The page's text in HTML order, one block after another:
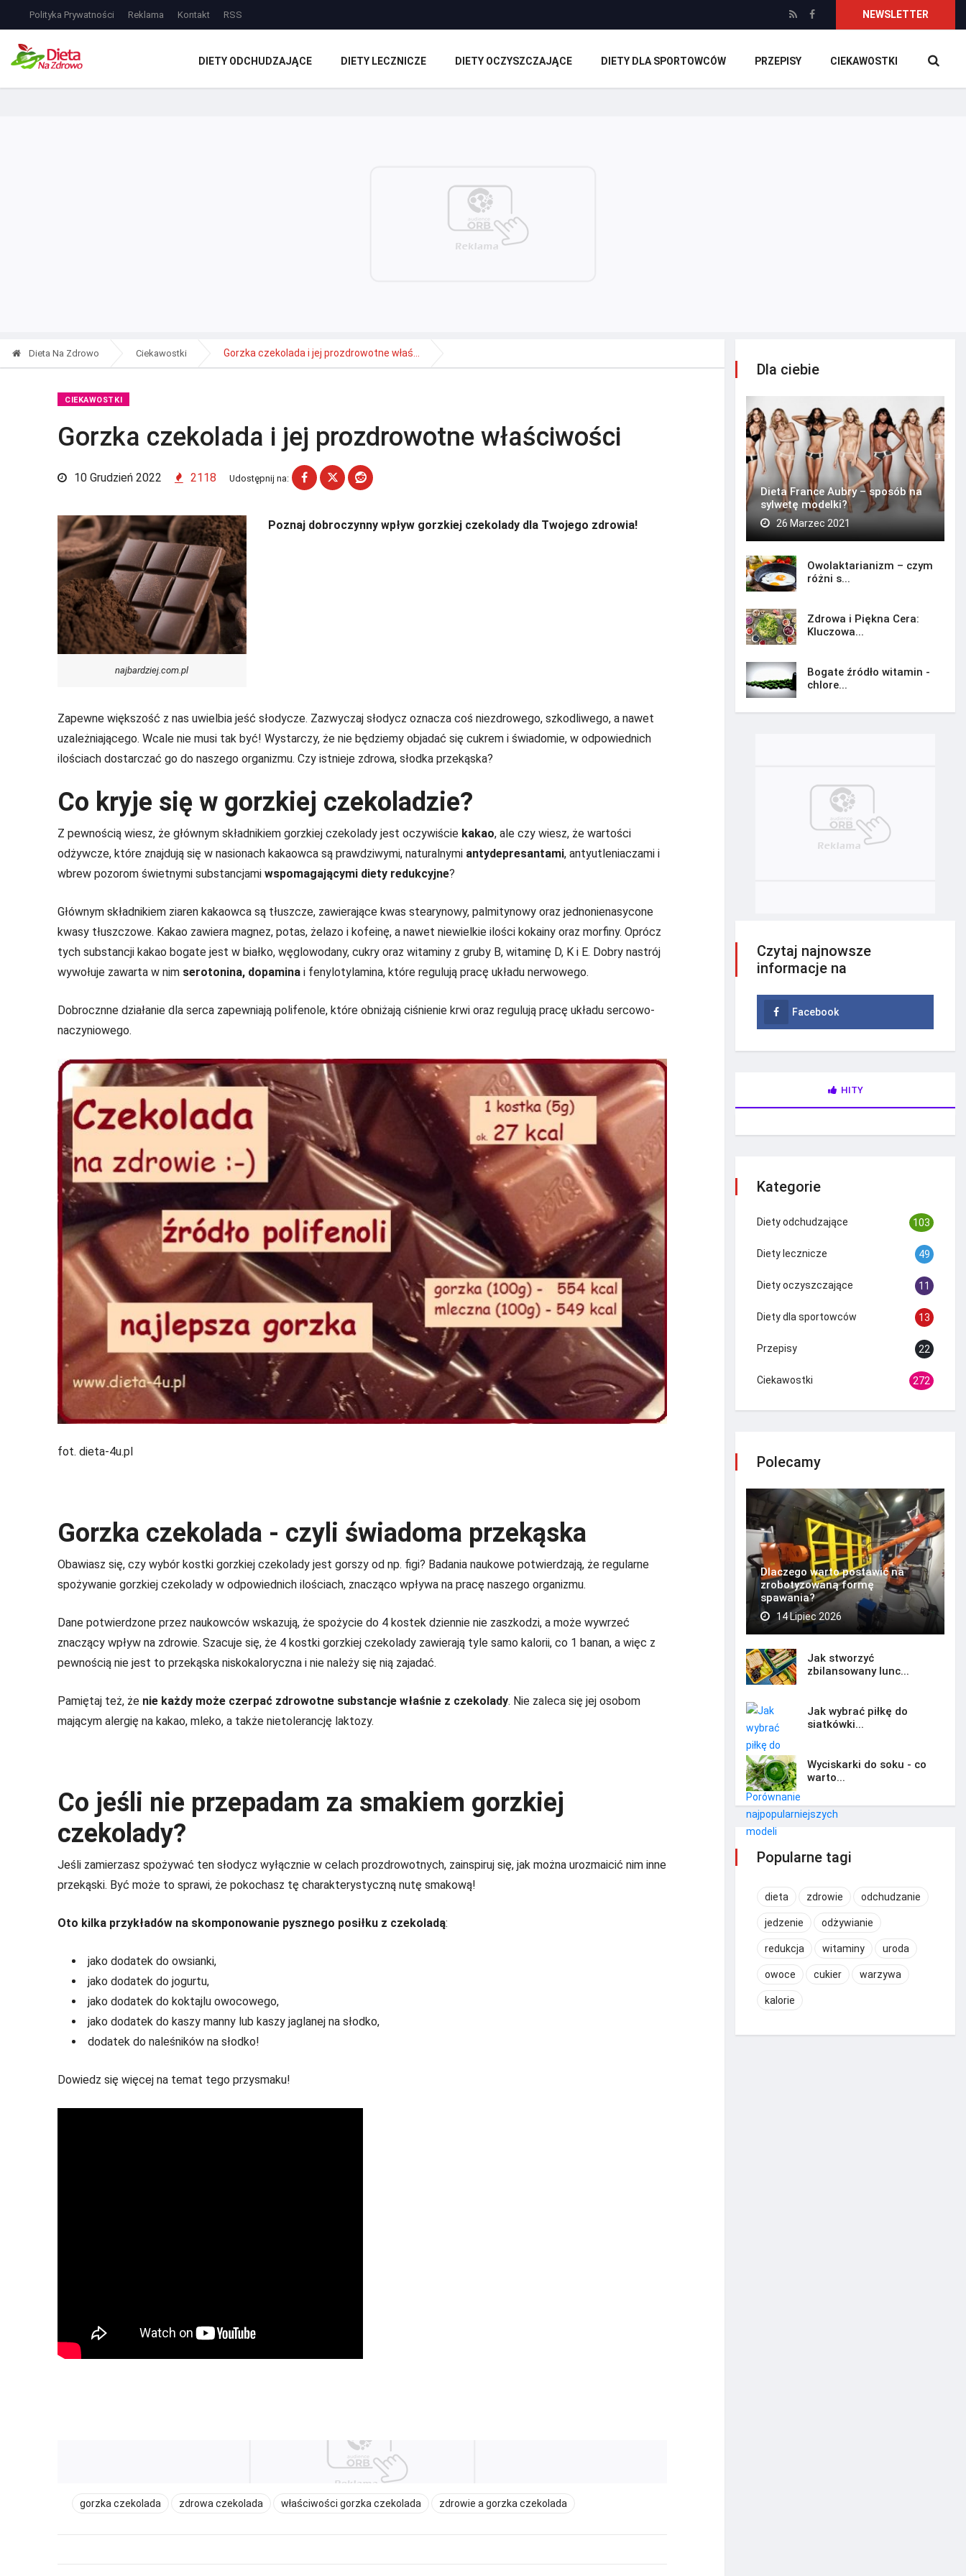
Polityka Prywatności Reklama Kontakt RSS NEWSLETTER
DIETY ODCHUDZAJĄCE DIETY LECZNICZE DIETY OCZYSZCZAJĄCE DIETY DLA SPORTOWCÓW PRZEPISY CIEKAWOSTKI
Dieta Na Zdrowo Ciekawostki Gorzka czekolada i jej prozdrowotne właś...
CIEKAWOSTKI
Gorzka czekolada i jej prozdrowotne właściwości
10 Grudzień 2022 2118 Udostępnij na:
najbardziej.com.pl
Poznaj dobroczynny wpływ gorzkiej czekolady dla Twojego zdrowia!
Zapewne większość z nas uwielbia jeść słodycze. Zazwyczaj słodycz oznacza coś niezdrowego, szkodliwego, a nawet
uzależniającego. Wcale nie musi tak być! Wystarczy, że nie będziemy objadać się cukrem i świadomie, w odpowiednich
ilościach dostarczać go do naszego organizmu. Czy istnieje zdrowa, słodka przekąska?
Co kryje się w gorzkiej czekoladzie?
Z pewnością wiesz, że głównym składnikiem gorzkiej czekolady jest oczywiście kakao, ale czy wiesz, że wartości
odżywcze, które znajdują się w nasionach kakaowca są prawdziwymi, naturalnymi antydepresantami, antyutleniaczami i
wbrew pozorom świetnymi substancjami wspomagającymi diety redukcyjne?
Głównym składnikiem ziaren kakaowca są tłuszcze, zawierające kwas stearynowy, palmitynowy oraz jednonienasycone
kwasy tłuszczowe. Kakao zawiera magnez, potas, żelazo i kofeinę, a nawet niewielkie ilości kokainy oraz morfiny. Oprócz
tych substancji kakao bogate jest w białko, węglowodany, cukry oraz witaminy z gruby B, witaminę D, K i E. Dobry nastrój
wywołuje zawarta w nim serotonina, dopamina i fenylotylamina, które regulują pracę układu nerwowego.
Dobrocznne działanie dla serca zapewniają polifenole, które obniżają ciśnienie krwi oraz regulują pracę układu sercowo-
naczyniowego.
fot. dieta-4u.pl
Gorzka czekolada - czyli świadoma przekąska
Obawiasz się, czy wybór kostki gorzkiej czekolady jest gorszy od np. figi? Badania naukowe potwierdzają, że regularne
spożywanie gorzkiej czekolady w odpowiednich ilościach, znacząco wpływa na pracę naszego organizmu.
Dane potwierdzone przez naukowców wskazują, że spożycie do 4 kostek dziennie nie zaszkodzi, a może wywrzeć
znaczący wpływ na zdrowie. Szacuje się, że 4 kostki gorzkiej czekolady zawierają tyle samo kalorii, co 1 banan, a więc z
pewnością nie jest to przekąska niskokaloryczna i nie należy się nią zajadać.
Pamiętaj też, że nie każdy może czerpać zdrowotne substancje właśnie z czekolady. Nie zaleca się jej osobom
mającym alergię na kakao, mleko, a także nietolerancję laktozy.
Co jeśli nie przepadam za smakiem gorzkiej
czekolady?
Jeśli zamierzasz spożywać ten słodycz wyłącznie w celach prozdrowotnych, zainspiruj się, jak można urozmaicić nim inne
przekąski. Być może to sprawi, że pokochasz tę charakterystyczną nutę smakową!
Oto kilka przykładów na skomponowanie pysznego posiłku z czekoladą:
jako dodatek do owsianki,
jako dodatek do jogurtu,
jako dodatek do koktajlu owocowego,
jako dodatek do kaszy manny lub kaszy jaglanej na słodko,
dodatek do naleśników na słodko!
Dowiedz się więcej na temat tego przysmaku!
gorzka czekolada zdrowa czekolada właściwości gorzka czekolada zdrowie a gorzka czekolada
Dla ciebie
Dieta France Aubry – sposób na
sylwetę modelki?
26 Marzec 2021
Owolaktarianizm – czym
różni s...
Zdrowa i Piękna Cera:
Kluczowa...
Bogate źródło witamin -
chlore...
Czytaj najnowsze
informacje na
Facebook
HITY
Kategorie
Diety odchudzające 103
Diety lecznicze 49
Diety oczyszczające 11
Diety dla sportowców 13
Przepisy 22
Ciekawostki 272
Polecamy
Dlaczego warto postawić na
zrobotyzowaną formę
spawania?
14 Lipiec 2026
Jak stworzyć
zbilansowany lunc...
Jak wybrać piłkę do
siatkówki...
Wyciskarki do soku - co
warto...
Popularne tagi
dieta zdrowie odchudzanie
jedzenie odżywianie
redukcja witaminy uroda
owoce cukier warzywa
kalorie